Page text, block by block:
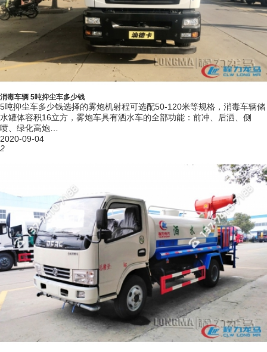
力灵活，既可用三相380V的市电，也可由配套柴油发电机组供电。
12）经过15年的制造经验，不断对产品进行优化设计，具有结构设计合
理、操作简单、维护方便、使用经济、寿命长等特点。
四、抑尘车的推荐选择方案：
1）30米射程左右的需求可选择小型抑尘车或在常见的洒水车尾部进行加
装雾炮机系统。
2）更远射程需求需选择更专业的多功能抑尘车，其选择雾炮机更加灵
活。
4）用于移动式消毒杀菌，选择多功能抑尘式
和洒水车式雾炮消毒
车均可。
5）用于固定厂区大门或路口，对车辆行驶通过时进行消毒，可选车辆通
过消毒车（由铁路抑尘车改装优化设计）。
消毒车辆 5吨抑尘车多少钱
5吨抑尘车多少钱选择的雾炮机射程可选配50-120米等规格，消毒车辆储
水罐体容积16立方，雾炮车具有洒水车的全部功能：前冲、后洒、侧
喷、绿化高炮…
2020-09-04
2